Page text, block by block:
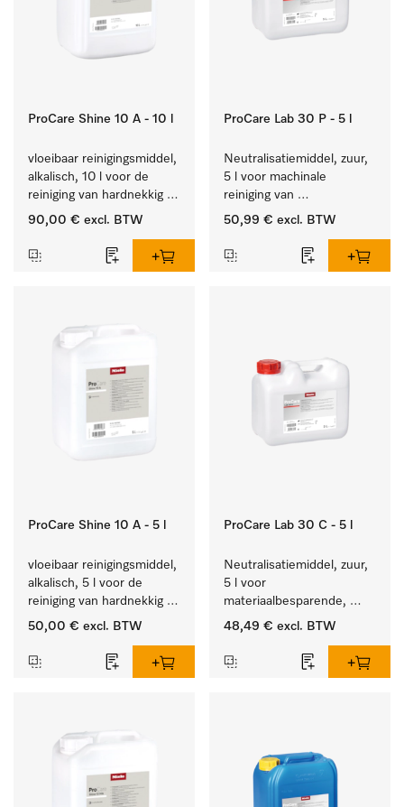
ProCare Shine 10 A - 10 l
vloeibaar reinigingsmiddel,
alkalisch, 10 l voor de
reiniging van hardnekkig
vuil op serviesgoed,
90,00 € excl. BTW
ProCare Lab 30 P - 5 l
Neutralisatiemiddel, zuur,
5 l voor machinale
reiniging van
laboratoriumglaswerk en -
50,99 € excl. BTW
ProCare Shine 10 A - 5 l
vloeibaar reinigingsmiddel,
alkalisch, 5 l voor de
reiniging van hardnekkig
vuil op serviesgoed,
50,00 € excl. BTW
ProCare Lab 30 C - 5 l
Neutralisatiemiddel, zuur,
5 l voor
materiaalbesparende,
machinale reiniging van
gerei.
48,49 € excl. BTW